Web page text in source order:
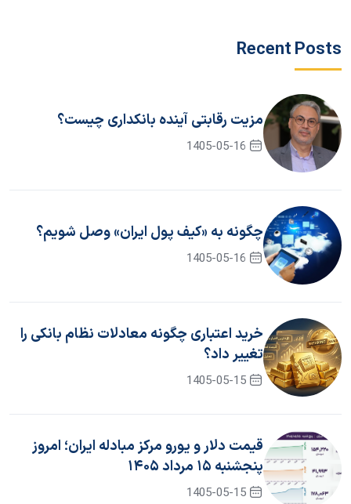
Recent Posts
مزیت رقابتی آینده بانکداری چیست؟
1405-05-16
چگونه به «کیف پول ایران» وصل شویم؟
1405-05-16
خرید اعتباری چگونه معادلات نظام بانکی را
تغییر داد؟
1405-05-15
قیمت دلار و یورو مرکز مبادله ایران؛ امروز
پنجشنبه ۱۵ مرداد ۱۴۰۵
1405-05-15